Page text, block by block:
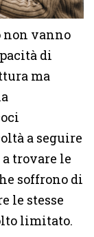
non vanno
di
ma
a seguire
trovare le
soffrono di
le stesse
limitato.